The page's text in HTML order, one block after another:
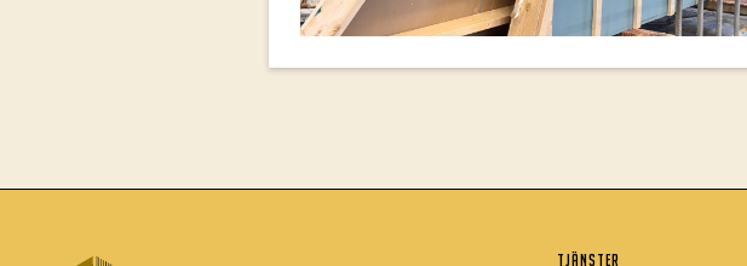
TJÄNSTER